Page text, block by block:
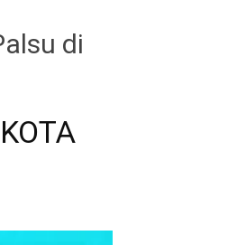
di